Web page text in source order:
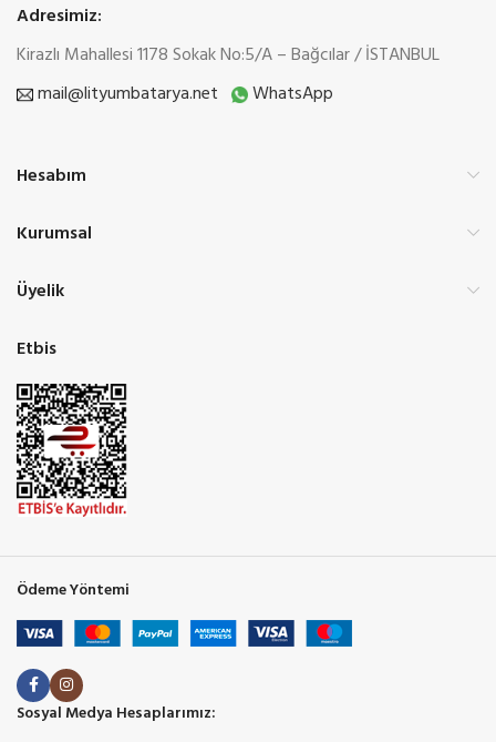
Adresimiz:
Kirazlı Mahallesi 1178 Sokak No:5/A – Bağcılar / İSTANBUL
mail@lityumbatarya.net
WhatsApp
Hesabım
Kurumsal
Üyelik
Etbis
Ödeme Yöntemi
Sosyal Medya Hesaplarımız: